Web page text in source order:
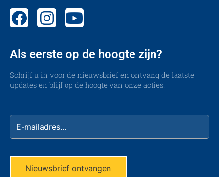
Als eerste op de hoogte zijn?
Schrijf u in voor de nieuwsbrief en ontvang de laatste
updates en blijf op de hoogte van onze acties.